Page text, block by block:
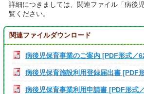
詳細につきましては、関連ファイル「病後
覧ください。
関連ファイルダウンロード
病後児保育事業のご案内 [PDF形式／
病後児保育施設利用登録届出書 [PDF
病後児保育事業利用申請書 [PDF形式